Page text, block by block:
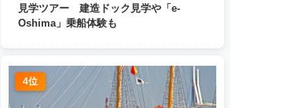
見学ツアー 建造ドック見学や「e-
Oshima」乗船体験も
4位